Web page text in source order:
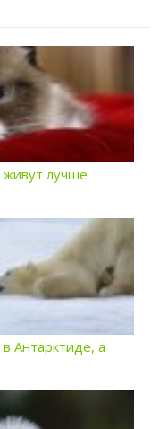
лучше
Антарктиде, а